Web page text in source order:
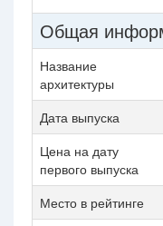
Общая
Название
архитектуры
Дата выпуска
Цена на дату
первого выпуска
Место в рейтинге